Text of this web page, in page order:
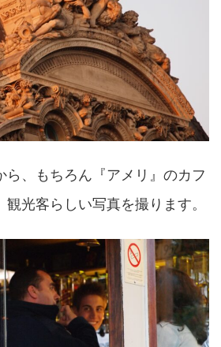
ら、もちろん『アメリ』のカフ
観光客らしい写真を撮ります。